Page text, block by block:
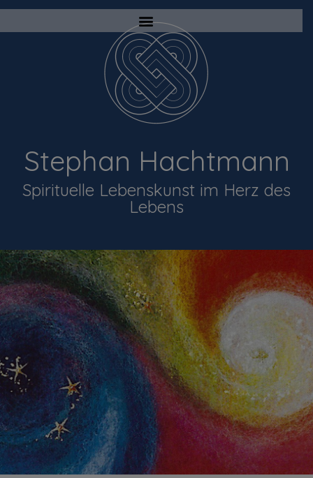
Stephan Hachtmann
Spirituelle Lebenskunst im Herz des
Lebens